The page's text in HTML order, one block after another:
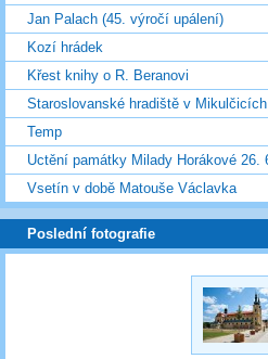
Jan Palach (45. výročí upálení)
Kozí hrádek
Křest knihy o R. Beranovi
Staroslovanské hradiště v Mikulčicích
Temp
Uctění památky Milady Horákové 26.
Vsetín v době Matouše Václavka
Poslední fotografie